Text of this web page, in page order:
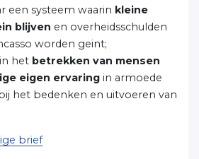
een systeem waarin kleine
blijven en overheidsschulden
worden geint;
het betrekken van mensen
eigen ervaring in armoede
het bedenken en uitvoeren van
brief